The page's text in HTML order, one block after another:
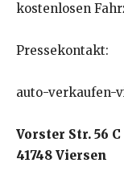
kostenlosen
Pressekontakt:
auto-verkaufen-
Vorster Str. 56 C
41748 Viersen